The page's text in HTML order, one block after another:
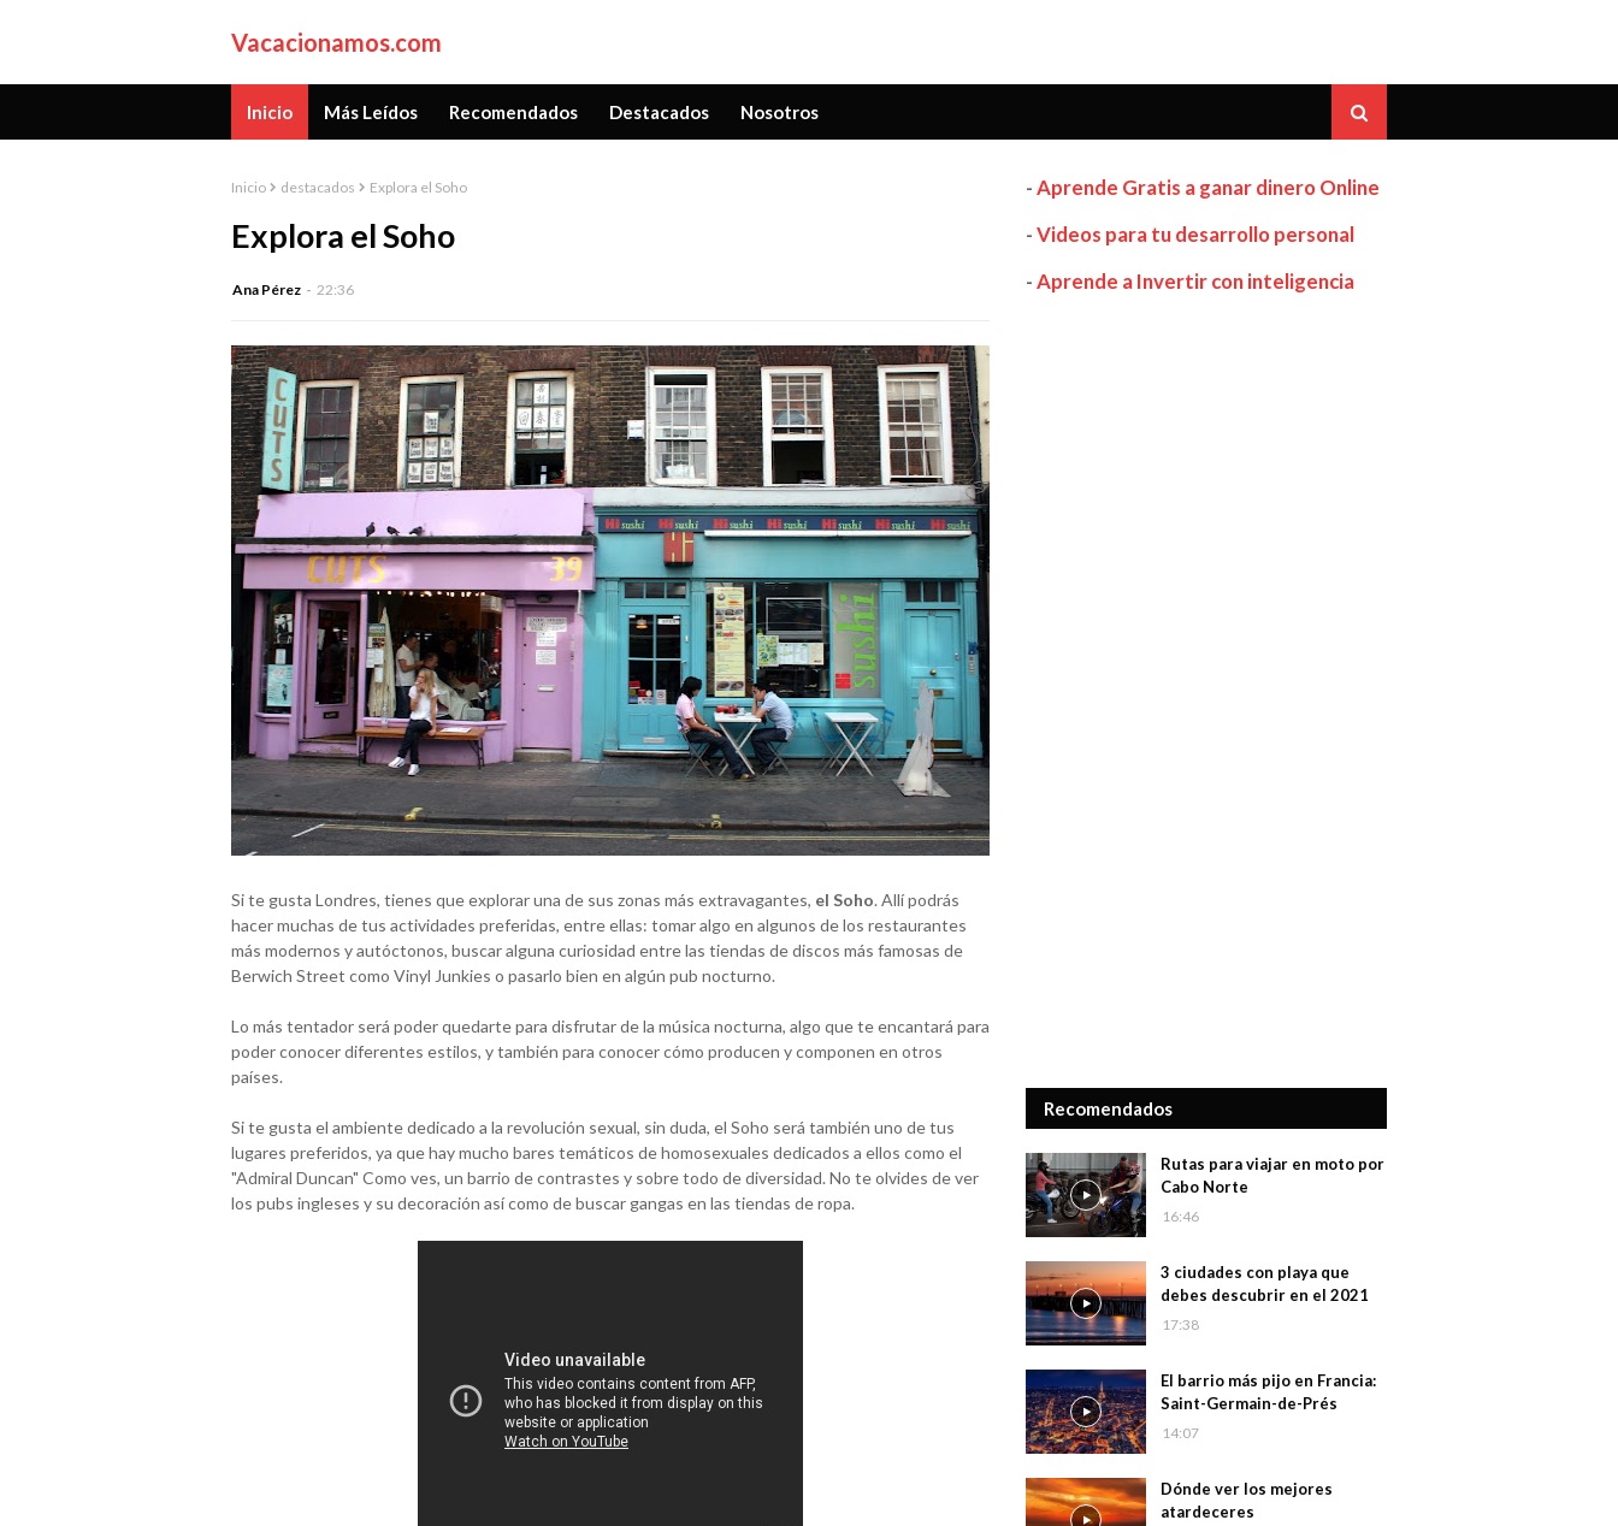
Vacacionamos.com
Inicio Más Leídos Recomendados Destacados Nosotros
Inicio destacados Explora el Soho
Explora el Soho
Ana Pérez 22:36
Si te gusta Londres, tienes que explorar una de sus zonas más extravagantes, el Soho. Allí podrás
hacer muchas de tus actividades preferidas, entre ellas: tomar algo en algunos de los restaurantes
más modernos y autóctonos, buscar alguna curiosidad entre las tiendas de discos más famosas de
Berwich Street como Vinyl Junkies o pasarlo bien en algún pub nocturno.
Lo más tentador será poder quedarte para disfrutar de la música nocturna, algo que te encantará para
poder conocer diferentes estilos, y también para conocer cómo producen y componen en otros
países.
Si te gusta el ambiente dedicado a la revolución sexual, sin duda, el Soho será también uno de tus
lugares preferidos, ya que hay mucho bares temáticos de homosexuales dedicados a ellos como el
"Admiral Duncan" Como ves, un barrio de contrastes y sobre todo de diversidad. No te olvides de ver
los pubs ingleses y su decoración así como de buscar gangas en las tiendas de ropa.
-Aprende Gratis a ganar dinero Online
-Videos para tu desarrollo personal
-Aprende a Invertir con inteligencia
Recomendados
Rutas para viajar en moto por
Cabo Norte
16:46
3 ciudades con playa que
debes descubrir en el 2021
17:38
El barrio más pijo en Francia:
Saint-Germain-de-Prés
14:07
Dónde ver los mejores
atardeceres